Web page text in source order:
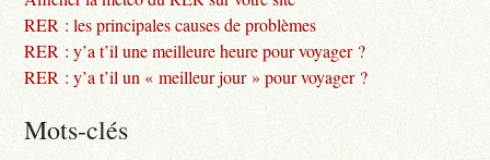
RER : les principales causes de problèmes
RER : y’a t’il une meilleure heure pour voyager ?
RER : y’a t’il un « meilleur jour » pour voyager ?
Mots-clés